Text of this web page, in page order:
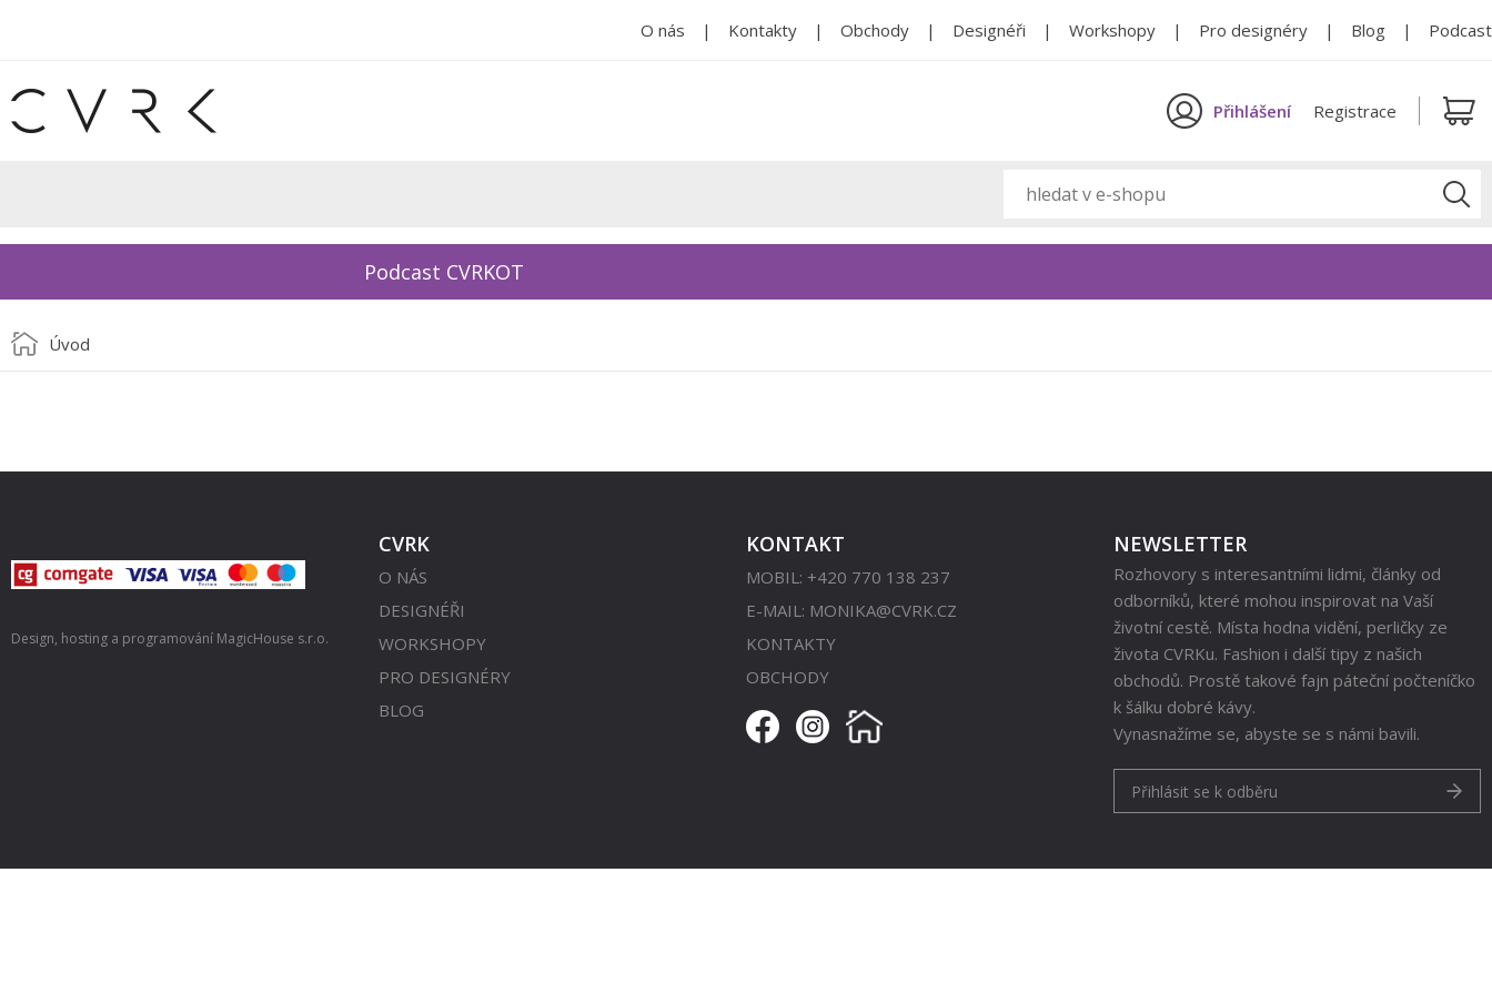
O nás Kontakty Obchody Designéři Workshopy Pro designéry Blog Podcast
Přihlášení Registrace
Podcast CVRKOT
Úvod
Design, hosting a programování MagicHouse s.r.o.
CVRK
O NÁS
DESIGNÉŘI
WORKSHOPY
PRO DESIGNÉRY
BLOG
KONTAKT
MOBIL: +420 770 138 237
E-MAIL: MONIKA@CVRK.CZ
KONTAKTY
OBCHODY
NEWSLETTER
Rozhovory s interesantními lidmi, články od
odborníků, které mohou inspirovat na Vaší
životní cestě. Místa hodna vidění, perličky ze
života CVRKu. Fashion i další tipy z našich
obchodů. Prostě takové fajn páteční počteníčko
k šálku dobré kávy.
Vynasnažíme se, abyste se s námi bavili.
Přihlásit se k odběru